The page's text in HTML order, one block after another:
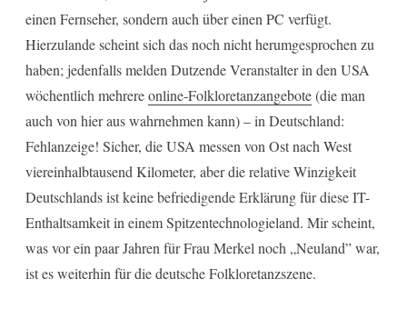
einen Fernseher, sondern auch über einen PC verfügt.
Hierzulande scheint sich das noch nicht herumgesprochen zu
haben; jedenfalls melden Dutzende Veranstalter in den USA
wöchentlich mehrereonline-Folkloretanzangebote(die man
auch von hier aus wahrnehmen kann) – in Deutschland:
Fehlanzeige! Sicher, die USA messen von Ost nach West
viereinhalbtausend Kilometer, aber die relative Winzigkeit
Deutschlands ist keine befriedigende Erklärung für diese IT-
Enthaltsamkeit in einem Spitzentechnologieland. Mir scheint,
was vor ein paar Jahren für Frau Merkel noch „Neuland” war,
ist es weiterhin für die deutsche Folkloretanzszene.